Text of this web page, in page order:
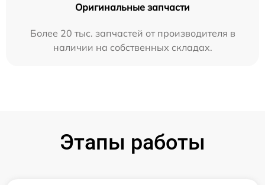
Оригинальные запчасти
Более 20 тыс. запчастей от производителя в
наличии на собственных складах.
Этапы работы